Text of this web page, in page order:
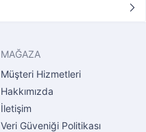
MAĞAZA
Müşteri Hizmetleri
Hakkımızda
İletişim
Veri Güveniği Politikası